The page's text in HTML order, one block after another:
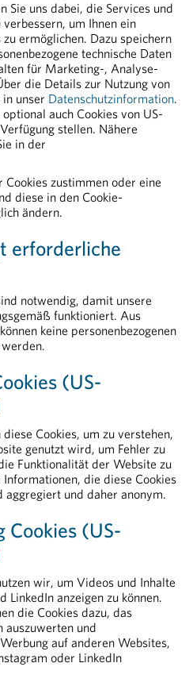
Rettet Leben
& Digital
Kontakt
& Figures 2026
& Fakten 2026
Der Standort braucht Rückenwind
nicht ohne Medikamente
Pharmaindustrie
Arzneimitteln
& Entwicklung
Sie uns dabei, die Services und
um Ihnen ein
ermöglichen. Dazu speichern
technische Daten
für Marketing-, Analyse-
die Details zur Nutzung von
unser Datenschutzinformation.
auch Cookies von US-
stellen. Nähere
in der
Cookies zustimmen oder eine
diese in den Cookie-
ändern.
erforderliche
notwendig, damit unsere
funktioniert. Aus
keine personenbezogenen
(US-
Cookies, um zu verstehen,
genutzt wird, um Fehler zu
Funktionalität der Website zu
die diese Cookies
aggregiert und daher anonym.
Cookies (US-
wir, um Videos und Inhalte
LinkedIn anzeigen zu können.
die Cookies dazu, das
auszuwerten und
auf anderen Websites,
oder LinkedIn